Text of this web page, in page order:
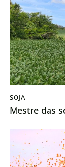
SOJA
Mestre das